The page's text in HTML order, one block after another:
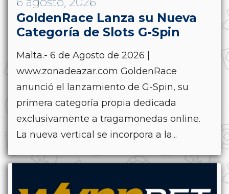
GoldenRace Lanza su Nueva
Categoría de Slots G-Spin
Malta.- 6 de Agosto de 2026 |
www.zonadeazar.com GoldenRace
anunció el lanzamiento de G-Spin, su
primera categoría propia dedicada
exclusivamente a tragamonedas online.
La nueva vertical se incorpora a la...